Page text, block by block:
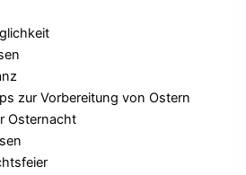
zur Vorbereitung vonOstern
Osternacht